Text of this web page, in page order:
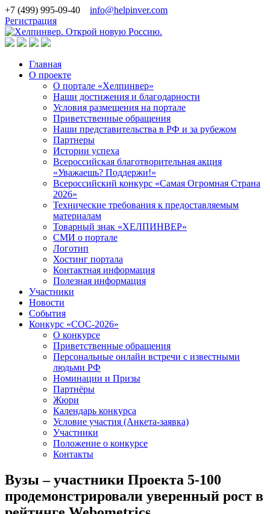
+7 (499) 995-09-40
info@helpinver.com
Регистрация
Главная
О проекте
О портале «Хелпинвер»
Наши достижения и благодарности
Условия размещения на портале
Приветственные обращения
Наши представительства в РФ и за рубежом
Партнеры
Истории успеха
Всероссийская благотворительная акция
«Уважаешь? Поддержи!»
Всероссийский конкурс «Самая Огромная Страна
2026»
Технические требования к предоставляемым
материалам
Товарный знак «ХЕЛПИНВЕР»
СМИ о портале
Логотип
Хостинг портала
Контактная информация
Полезная информация
Участники
Новости
События
Конкурс «СОС-2026»
О конкурсе
Приветственные обращения
Персональные онлайн встречи с известными
людьми РФ
Номинации и Призы
Партнёры
Жюри
Календарь конкурса
Условие участия (Анкета-заявка)
Участники
Положение о конкурсе
Контакты
Вузы – участники Проекта 5-100
продемонстрировали уверенный рост в